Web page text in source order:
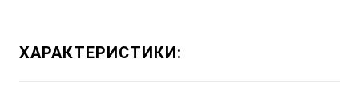
ХАРАКТЕРИСТИКИ: